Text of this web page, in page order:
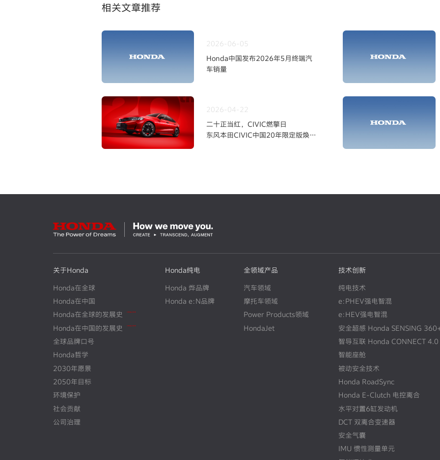
相关文章推荐
2026-06-05
Honda中国发布2026年5月终端汽
车销量
2026-04-22
二十正当红，CIVIC燃擎日
东风本田CIVIC中国20年限定版焕新
关于Honda
Honda在全球
Honda在中国
Honda在全球的发展史
Honda在中国的发展史
全球品牌口号
Honda哲学
2030年愿景
2050年目标
环境保护
社会贡献
公司治理
Honda纯电
Honda 烨品牌
Honda e:N品牌
全领域产品
汽车领域
摩托车领域
Power Products领域
HondaJet
技术创新
纯电技术
e:PHEV强电智混
e:HEV强电智混
安全超感 Honda SENSING
智导互联 Honda CONNECT 4.0
智能座舱
被动安全技术
Honda RoadSync
Honda E-Clutch 电控离合
水平对置6缸发动机
DCT 双离合变速器
安全气囊
IMU 惯性测量单元